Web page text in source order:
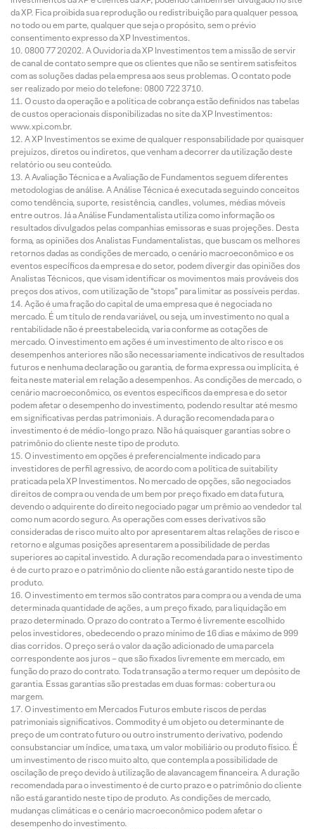
da XP. Fica proibida sua reprodução ou redistribuição para qualquer pessoa,
no todo ou em parte, qualquer que seja o propósito, sem o prévio
consentimento expresso da XP Investimentos.
0800 77 20202. A Ouvidoria da XP Investimentos tem a missão de servir
de canal de contato sempre que os clientes que não se sentirem satisfeitos
com as soluções dadas pela empresa aos seus problemas. O contato pode
ser realizado por meio do telefone: 0800 722 3710.
O custo da operação e a política de cobrança estão definidos nas tabelas
de custos operacionais disponibilizadas no site da XP Investimentos:
www.xpi.com.br.
A XP Investimentos se exime de qualquer responsabilidade por quaisquer
prejuízos, diretos ou indiretos, que venham a decorrer da utilização deste
relatório ou seu conteúdo.
A Avaliação Técnica e a Avaliação de Fundamentos seguem diferentes
metodologias de análise. A Análise Técnica é executada seguindo conceitos
como tendência, suporte, resistência, candles, volumes, médias móveis
entre outros. Já a Análise Fundamentalista utiliza como informação os
resultados divulgados pelas companhias emissoras e suas projeções. Desta
forma, as opiniões dos Analistas Fundamentalistas, que buscam os melhores
retornos dadas as condições de mercado, o cenário macroeconômico e os
eventos específicos da empresa e do setor, podem divergir das opiniões dos
Analistas Técnicos, que visam identificar os movimentos mais prováveis dos
preços dos ativos, com utilização de “stops” para limitar as possíveis perdas.
Ação é uma fração do capital de uma empresa que é negociada no
mercado. É um título de renda variável, ou seja, um investimento no qual a
rentabilidade não é preestabelecida, varia conforme as cotações de
mercado. O investimento em ações é um investimento de alto risco e os
desempenhos anteriores não são necessariamente indicativos de resultados
futuros e nenhuma declaração ou garantia, de forma expressa ou implícita, é
feita neste material em relação a desempenhos. As condições de mercado, o
cenário macroeconômico, os eventos específicos da empresa e do setor
podem afetar o desempenho do investimento, podendo resultar até mesmo
em significativas perdas patrimoniais. A duração recomendada para o
investimento é de médio-longo prazo. Não há quaisquer garantias sobre o
patrimônio do cliente neste tipo de produto.
O investimento em opções é preferencialmente indicado para
investidores de perfil agressivo, de acordo com a política de suitability
praticada pela XP Investimentos. No mercado de opções, são negociados
direitos de compra ou venda de um bem por preço fixado em data futura,
devendo o adquirente do direito negociado pagar um prêmio ao vendedor tal
como num acordo seguro. As operações com esses derivativos são
consideradas de risco muito alto por apresentarem altas relações de risco e
retorno e algumas posições apresentarem a possibilidade de perdas
superiores ao capital investido. A duração recomendada para o investimento
é de curto prazo e o patrimônio do cliente não está garantido neste tipo de
produto.
O investimento em termos são contratos para compra ou a venda de uma
determinada quantidade de ações, a um preço fixado, para liquidação em
prazo determinado. O prazo do contrato a Termo é livremente escolhido
pelos investidores, obedecendo o prazo mínimo de 16 dias e máximo de 999
dias corridos. O preço será o valor da ação adicionado de uma parcela
correspondente aos juros – que são fixados livremente em mercado, em
função do prazo do contrato. Toda transação a termo requer um depósito de
garantia. Essas garantias são prestadas em duas formas: cobertura ou
margem.
O investimento em Mercados Futuros embute riscos de perdas
patrimoniais significativos. Commodity é um objeto ou determinante de
preço de um contrato futuro ou outro instrumento derivativo, podendo
consubstanciar um índice, uma taxa, um valor mobiliário ou produto físico. É
um investimento de risco muito alto, que contempla a possibilidade de
oscilação de preço devido à utilização de alavancagem financeira. A duração
recomendada para o investimento é de curto prazo e o patrimônio do cliente
não está garantido neste tipo de produto. As condições de mercado,
mudanças climáticas e o cenário macroeconômico podem afetar o
desempenho do investimento.